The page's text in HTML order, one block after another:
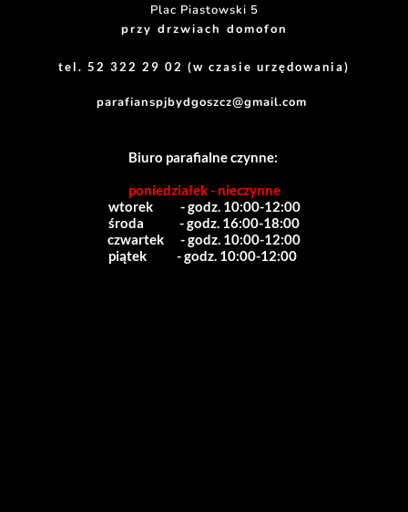
Plac Piastowski 5
przy drzwiach domofon
tel. 52 322 29 02 (w czasie urzędowania)
parafianspjbydgoszcz@gmail.com
Biuro parafialne czynne:
poniedziałek - nieczynne
wtorek          - godz. 10:00-12:00
środa             - godz. 16:00-18:00
czwartek      - godz. 10:00-12:00
piątek           - godz. 10:00-12:00